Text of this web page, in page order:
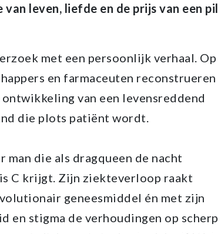
leven, liefde en de prijs van een pil
met een persoonlijk verhaal. Op
en farmaceuten reconstrueren
van een levensreddend
die plots patiënt wordt.
die als dragqueen de nacht
C krijgt. Zijn ziekteverloop raakt
geneesmiddel én met zijn
en stigma de verhoudingen op scherp